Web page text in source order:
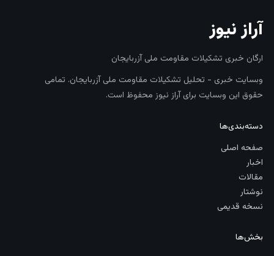
آراز نیوز
ارگان خبری تشکیلات مقاومت ملی آزربایجان
وبسایت خبری - تحلیل تشکیلات مقاومت ملی آزربایجان. تمامی
حقوق این وبسایت برای آراز نیوز محفوظ است.
دسته‌بندی‌ها
صفحه اصلی
اخبار
مقالات
نوشتار
نسخه قدیمی
بخش‌ها